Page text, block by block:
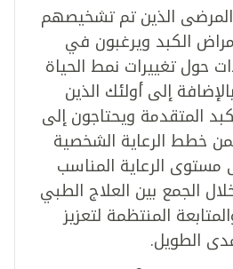
المرضى الذين تم تشخيصهم
الكبد ويرغبون في
حول تغييرات نمط الحياة
إلى أولئك الذين
المتقدمة ويحتاجون إلى
خطط الرعاية الشخصية
الرعاية المناسب
الجمع بين العلاج الطبي
المنتظمة لتعزيز
الطويل.